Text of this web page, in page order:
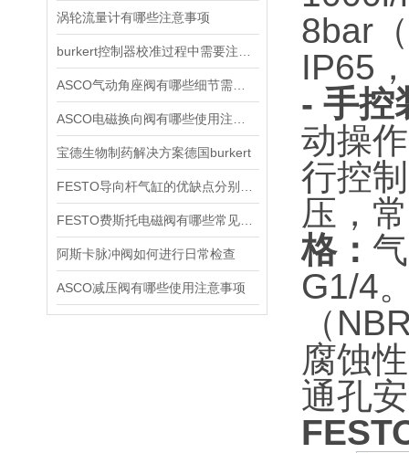
涡轮流量计有哪些注意事项
宝德生物制药解决方案德国burkert
阿斯卡脉冲阀如何进行日常检查
ASCO减压阀有哪些使用注意事项
8bar
IP65
- 手控
动操
行控
压，
格：
G1/4
（
腐蚀
通孔